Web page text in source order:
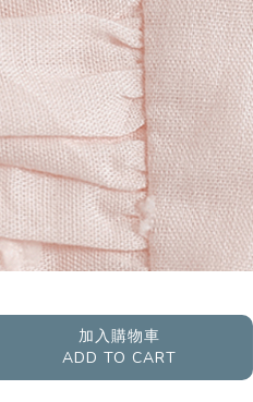
加入購物車
ADD TO CART